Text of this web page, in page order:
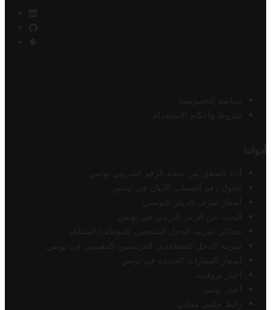
سياسة الخصوصية
شروط وأحكام الاستخدام
أدواتنا
أداة التحقق من صحة الرقم الضريبي تونس
محول رقم الحساب الآيبان في تونس
أسعار صرف الدينار التونسي
البحث عن الرمز البريدي في تونس
محاكي ضريبة الدخل الشخصي للموظف/المتقاعد
ضريبة الدخل للمتقاعدين الفرنسيين المقيمين في تونس
أسعار السيارات الجديدة في تونس
أخبار تروفيت
أخبار تونس
رابط خلفي مجاني